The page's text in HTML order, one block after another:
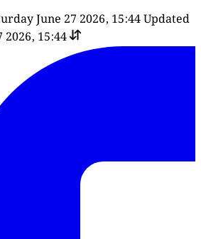
June 27 2026, 15:44Updated
2026, 15:44